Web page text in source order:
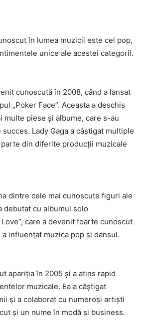
în lumea muzicii este cel pop,
unice ale acestei categorii.
cunoscută în 2008, când a lansat
„Poker Face”. Aceasta a deschis
multe piese și albume, care s-au
Lady Gaga a câștigat multiple
din diferite producții muzicale
dintre cele mai cunoscute figuri ale
debutat cu albumul solo
care a devenit foarte cunoscut
influențat muzica pop și dansul.
apariția în 2005 și a atins rapid
muzicale. Ea a câștigat
și a colaborat cu numeroși artiști
și un nume în modă și business.